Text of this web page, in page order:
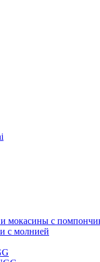
мокасины с
с молнией